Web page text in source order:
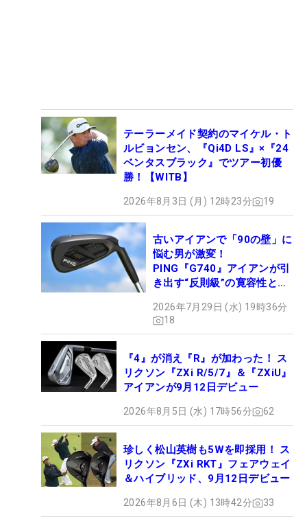
テーラーメイド契約のマイケル・ト
ルビョンセン、『Qi4D LS』×『24
ベンタスブラック』でツアー初優
勝！【WITB】
2026年8月3日 (月) 12時23分 19
古いアイアンで「90の壁」に
悩む男が激変！
PING『G740』アイアンが引
き出す“反則級”の寛容性と飛
2026年7月29日 (水) 19時36分
18
『4』が消え『R』が加わった！ ス
リクソン『ZXi R/5/7』＆『ZXiU』
アイアンが9月12日デビュー
2026年8月5日 (水) 17時56分 62
珍しく松山英樹も5Wを即採用！ ス
リクソン『ZXi RKT』フェアウェイ
＆ハイブリッド、9月12日デビュー
2026年8月6日 (木) 13時42分 33